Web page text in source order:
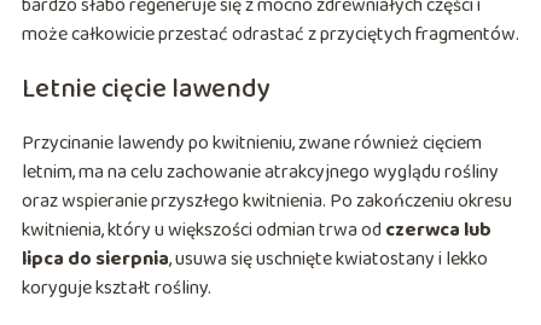
może całkowicie przestać odrastać z przyciętych fragmentów.
Letnie cięcie lawendy
Przycinanie lawendy po kwitnieniu, zwane również cięciem
letnim, ma na celu zachowanie atrakcyjnego wyglądu rośliny
oraz wspieranie przyszłego kwitnienia. Po zakończeniu okresu
kwitnienia, który u większości odmian trwa od czerwca lub
lipca do sierpnia, usuwa się uschnięte kwiatostany i lekko
koryguje kształt rośliny.